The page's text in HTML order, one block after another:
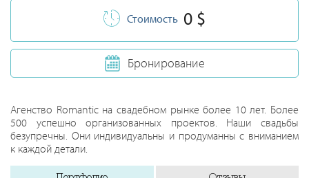
Стоимость 0 $
Бронирование
Агенство Romantic на свадебном рынке более 10 лет. Более
500 успешно организованных проектов. Наши свадьбы
безупречны. Они индивидуальны и продуманны с вниманием
к каждой детали.